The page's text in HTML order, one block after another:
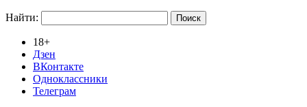
Найти:
18+
Дзен
ВКонтакте
Одноклассники
Телеграм